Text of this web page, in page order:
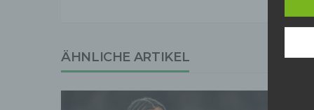
ÄHNLICHE ARTIKEL
2.
Wir